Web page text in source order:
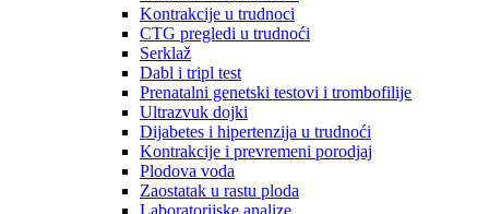
Kontrakcije u trudnoci
CTG pregledi u trudnoći
Serklaž
Dabl i tripl test
Prenatalni genetski testovi i trombofilije
Ultrazvuk dojki
Dijabetes i hipertenzija u trudnoći
Kontrakcije i prevremeni porodjaj
Plodova voda
Zaostatak u rastu ploda
Laboratorijske analize